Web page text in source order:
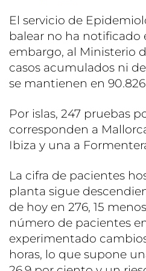
El servicio de
balear no ha notificado
embargo, al Ministerio
casos acumulados ni
se mantienen en
Por islas, 247 pruebas
corresponden a
Ibiza y una a
La cifra de pacientes
planta sigue
de hoy en 276, 15
número de pacientes
experimentado
horas, lo que supone